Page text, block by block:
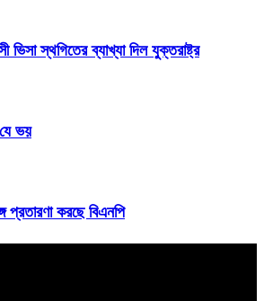
ভিসা স্থগিতের ব্যাখ্যা দিল যুক্তরাষ্ট্র
ভয়
প্রতারণা করছে বিএনপি